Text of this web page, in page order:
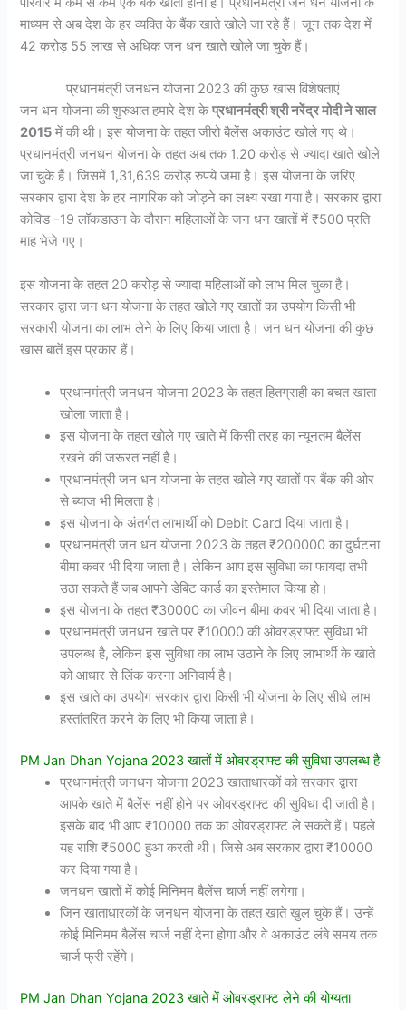
माध्यम से अब देश के हर व्यक्ति के बैंक खाते खोले जा रहे हैं। जून तक देश में
42 करोड़ 55 लाख से अधिक जन धन खाते खोले जा चुके हैं।
प्रधानमंत्री जनधन योजना 2023 की कुछ खास विशेषताएं
जन धन योजना की शुरुआत हमारे देश केप्रधानमंत्री श्री नरेंद्र मोदी ने साल
2015 में की थी। इस योजना के तहत जीरो बैलेंस अकाउंट खोले गए थे।
प्रधानमंत्री जनधन योजना के तहत अब तक 1.20 करोड़ से ज्यादा खाते खोले
जा चुके हैं। जिसमें 1,31,639 करोड़ रुपये जमा है। इस योजना के जरिए
सरकार द्वारा देश के हर नागरिक को जोड़ने का लक्ष्य रखा गया है। सरकार द्वारा
कोविड -19 लॉकडाउन के दौरान महिलाओं के जन धन खातों में ₹500 प्रति
माह भेजे गए।
इस योजना के तहत 20 करोड़ से ज्यादा महिलाओं को लाभ मिल चुका है।
सरकार द्वारा जन धन योजना के तहत खोले गए खातों का उपयोग किसी भी
सरकारी योजना का लाभ लेने के लिए किया जाता है। जन धन योजना की कुछ
खास बातें इस प्रकार हैं।
प्रधानमंत्री जनधन योजना 2023 के तहत हितग्राही का बचत खाता
खोला जाता है।
इस योजना के तहत खोले गए खाते में किसी तरह का न्यूनतम बैलेंस
रखने की जरूरत नहीं है।
प्रधानमंत्री जन धन योजना के तहत खोले गए खातों पर बैंक की ओर
से ब्याज भी मिलता है।
इस योजना के अंतर्गत लाभार्थी को Debit Card दिया जाता है।
प्रधानमंत्री जन धन योजना 2023 के तहत ₹200000 का दुर्घटना
बीमा कवर भी दिया जाता है। लेकिन आप इस सुविधा का फायदा तभी
उठा सकते हैं जब आपने डेबिट कार्ड का इस्तेमाल किया हो।
इस योजना के तहत ₹30000 का जीवन बीमा कवर भी दिया जाता है।
प्रधानमंत्री जनधन खाते पर ₹10000 की ओवरड्राफ्ट सुविधा भी
उपलब्ध है, लेकिन इस सुविधा का लाभ उठाने के लिए लाभार्थी के खाते
को आधार से लिंक करना अनिवार्य है।
इस खाते का उपयोग सरकार द्वारा किसी भी योजना के लिए सीधे लाभ
हस्तांतरित करने के लिए भी किया जाता है।
PM Jan Dhan Yojana 2023 खातों में ओवरड्राफ्ट की सुविधा उपलब्ध है
प्रधानमंत्री जनधन योजना 2023 खाताधारकों को सरकार द्वारा
आपके खाते में बैलेंस नहीं होने पर ओवरड्राफ्ट की सुविधा दी जाती है।
इसके बाद भी आप ₹10000 तक का ओवरड्राफ्ट ले सकते हैं। पहले
यह राशि ₹5000 हुआ करती थी। जिसे अब सरकार द्वारा ₹10000
कर दिया गया है।
जनधन खातों में कोई मिनिमम बैलेंस चार्ज नहीं लगेगा।
जिन खाताधारकों के जनधन योजना के तहत खाते खुल चुके हैं। उन्हें
कोई मिनिमम बैलेंस चार्ज नहीं देना होगा और वे अकाउंट लंबे समय तक
चार्ज फ्री रहेंगे।
PM Jan Dhan Yojana 2023 खाते में ओवरड्राफ्ट लेने की योग्यता